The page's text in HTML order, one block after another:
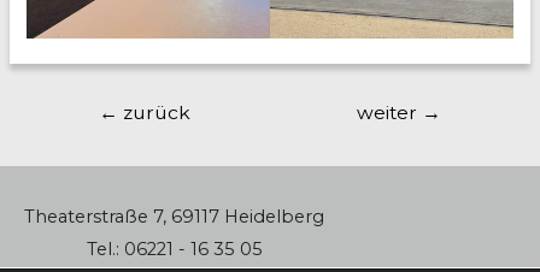
Beitragsnavigation
← zurück weiter →
Theaterstraße 7, 69117 Heidelberg
Tel.: 06221 - 16 35 05